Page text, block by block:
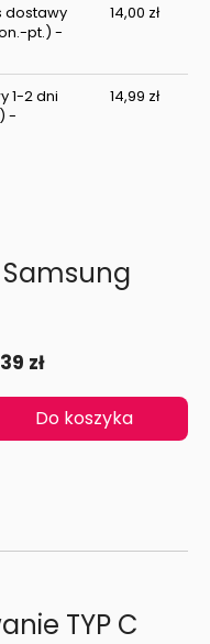
dostawy
pt.) -
14,00 zł
1-2 dni
-
14,99 zł
zł
Do koszyka
TYP C